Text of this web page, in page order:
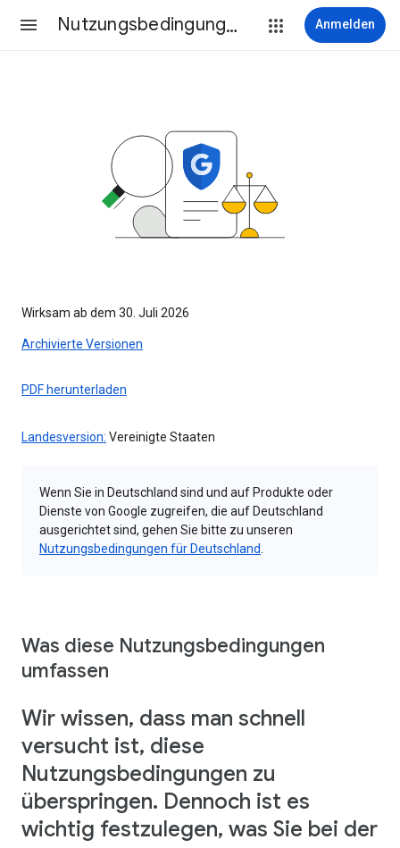
Nutzungsbedingungen Anmelden
Wirksam ab dem 30. Juli 2026
Archivierte Versionen
PDF herunterladen
Landesversion: Vereinigte Staaten
Wenn Sie in Deutschland sind und auf Produkte oder
Dienste von Google zugreifen, die auf Deutschland
ausgerichtet sind, gehen Sie bitte zu unseren
Nutzungsbedingungen für Deutschland
Was diese Nutzungsbedingungen
umfassen
Wir wissen, dass man schnell
versucht ist, diese
Nutzungsbedingungen zu
überspringen. Dennoch ist es
wichtig festzulegen, was Sie bei der